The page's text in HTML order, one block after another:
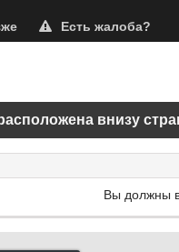
Есть жалоба?
внизу
Вы должны